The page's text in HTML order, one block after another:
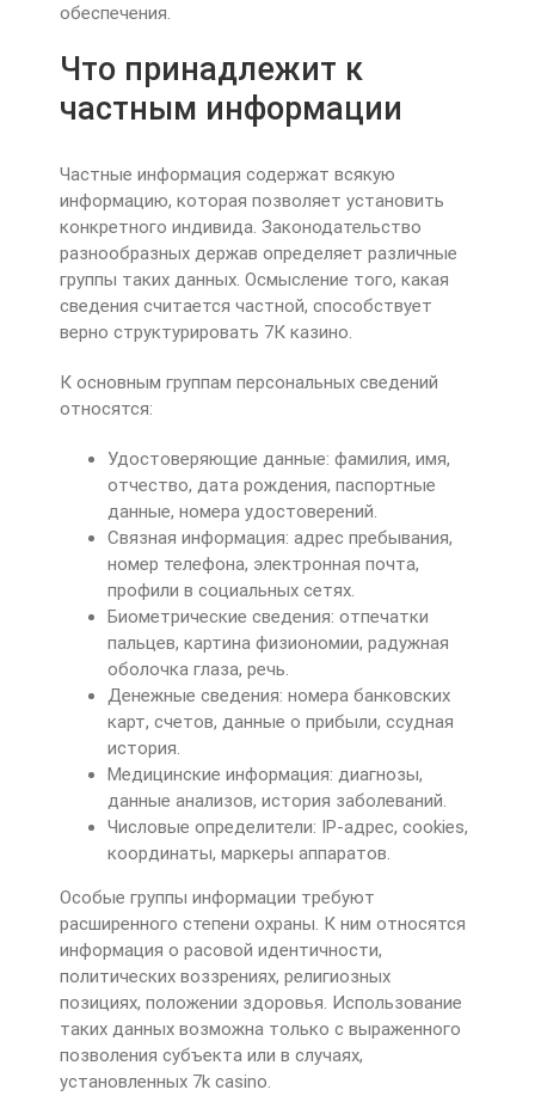
обеспечения.
Что принадлежит к
частным информации
Частные информация содержат всякую
информацию, которая позволяет установить
конкретного индивида. Законодательство
разнообразных держав определяет различные
группы таких данных. Осмысление того, какая
сведения считается частной, способствует
верно структурировать 7К казино.
К основным группам персональных сведений
относятся:
Удостоверяющие данные: фамилия, имя,
отчество, дата рождения, паспортные
данные, номера удостоверений.
Связная информация: адрес пребывания,
номер телефона, электронная почта,
профили в социальных сетях.
Биометрические сведения: отпечатки
пальцев, картина физиономии, радужная
оболочка глаза, речь.
Денежные сведения: номера банковских
карт, счетов, данные о прибыли, ссудная
история.
Медицинские информация: диагнозы,
данные анализов, история заболеваний.
Числовые определители: IP-адрес, cookies,
координаты, маркеры аппаратов.
Особые группы информации требуют
расширенного степени охраны. К ним относятся
информация о расовой идентичности,
политических воззрениях, религиозных
позициях, положении здоровья. Использование
таких данных возможна только с выраженного
позволения субъекта или в случаях,
установленных 7k casino.